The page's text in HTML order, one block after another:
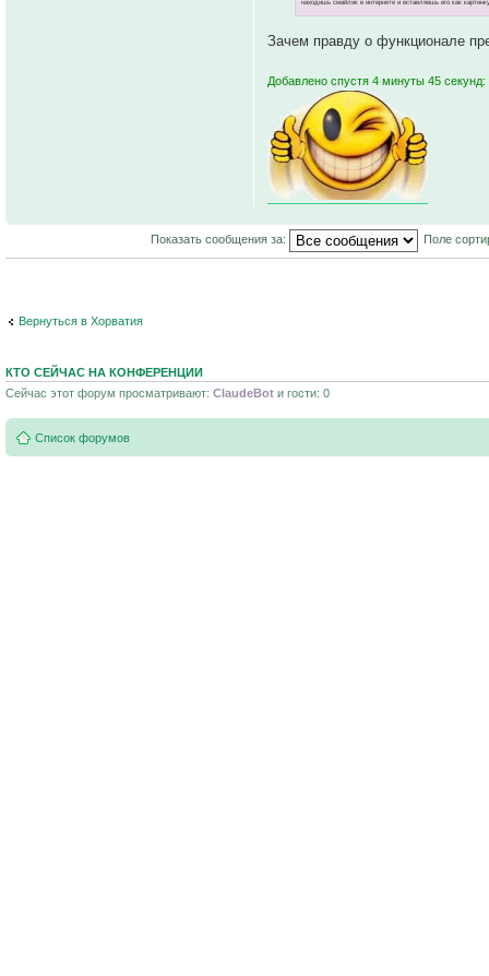
Зачем правду о функционале
Добавлено спустя 4 минуты 45 секунд:
Показать сообщения за: Поле
Вернуться в Хорватия
КТО СЕЙЧАС НА КОНФЕРЕНЦИИ
Сейчас этот форум просматривают: ClaudeBot и гости: 0
Список форумов